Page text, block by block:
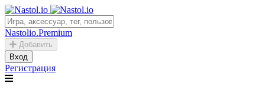
Nastolio.Premium
Добавить
Вход
Регистрация